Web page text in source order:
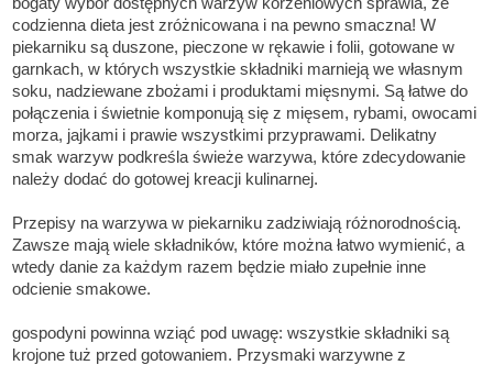
codzienna dieta jest zróżnicowana i na pewno smaczna! W
piekarniku są duszone, pieczone w rękawie i folii, gotowane w
garnkach, w których wszystkie składniki marnieją we własnym
soku, nadziewane zbożami i produktami mięsnymi. Są łatwe do
połączenia i świetnie komponują się z mięsem, rybami, owocami
morza, jajkami i prawie wszystkimi przyprawami. Delikatny
smak warzyw podkreśla świeże warzywa, które zdecydowanie
należy dodać do gotowej kreacji kulinarnej.
Przepisy na warzywa w piekarniku zadziwiają różnorodnością.
Zawsze mają wiele składników, które można łatwo wymienić, a
wtedy danie za każdym razem będzie miało zupełnie inne
odcienie smakowe.
gospodyni powinna wziąć pod uwagę: wszystkie składniki są
krojone tuż przed gotowaniem. Przysmaki warzywne z